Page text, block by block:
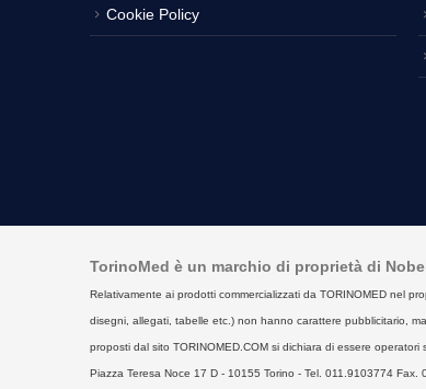
Cookie Policy
TorinoMed è un marchio di proprietà di
Relativamente ai prodotti commercializzati da TORINOMED nel
disegni, allegati, tabelle etc.) non hanno carattere pubblicitario,
proposti dal sito TORINOMED.COM si dichiara di essere
Piazza Teresa Noce 17 D - 10155 Torino - Tel. 011.9103774